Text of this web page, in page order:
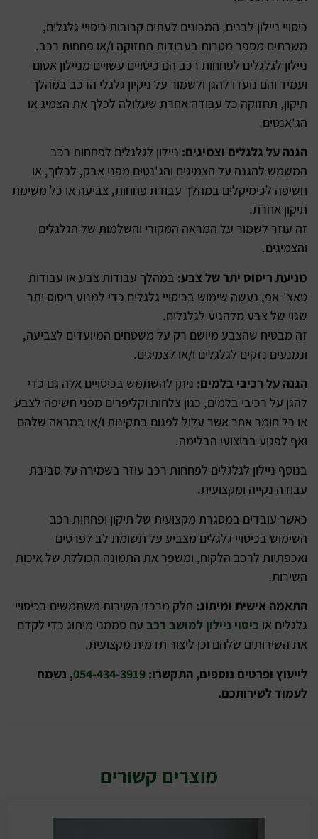
כיסויי ניילון לבנים, המכונים לעתים קרובות כיסויי גלגלים,
משרתים מספר מטרות בעבודות תחזוקה ו/או פחחות רכב.
ניילון לגלגלים לפחחות רכב הם כיסויים עשויים מניילון אטום
ועמיד והם נועדו להגן ולשמור על ניקיון גלגלי הרכב במהלך
תיקון, תחזוקה כל עבודה אחרת שעלולה לכלך את הצמיג או
הג'אנטים.
הגנה על גלגלים וצמיגים: ניילון לגלגלים לפחחות רכב
המשמש להגנה על הצמיגים והג'נטים מפני אבק, לכלוך, או
חשיפה לכימיקלים במהלך עבודת פחחות, צביעה או כל משימת
תיקון אחרת.
זה עוזר לשמור על המראה המקורי והשלמות של הגלגלים
והצמיגים.
מניעת ריסוס יתר של צבע: במהלך עבודות צבע או עבודות
טאצ'-אפ, נעשה שימוש בכיסויי גלגלים כדי למנוע ריסוס יתר
שגוי של צבע מלהגיע לגלגלים.
זה מבטיח שהצבע מיושם רק על משטחים המיועדים לצביעה,
ונמנעים נזקים לגלגלים ו/או לצמיגים.
הגנה על רכיבי בלמים: ניתן להשתמש בכיסויים אלה גם כדי
להגן על רכיבי בלמים, כגון צלחות וקליפרים מפני חשיפה לצבע
או כל חומר אחר אשר עלול לפגום בתקינות ו/או במראה שלהם
ואף לפגוע בביצועי הבלימה.
בנוסף ניילון לגלגלים לפחחות רכב עוזר בשמירה על סביבת
עבודה נקייה ומקצועית.
כאשר עובדים במסגרת מקצועית של תיקון ופחחות רכב
השימוש בכיסויי גלגלים מצביע על תשומת לב לפרטים
ואכפתיות לרכב הלקוח, ומשפר את התמונה הכוללת של איכות
השירות.
התאמה אישית ומיתוג: חלק מרכזי השירות משתמשים בכיסויי
גלגלים או כיסוי ניילון למושב רכב עם סממני מיתוג כדי לקדם
את השירותים שלהם וכן ליצור תדמית מקצועית.
לייעוץ ופרטים נוספים, התקשרו: 054-434-3919, נשמח
לעמוד לשירותכם.
מוצרים קשורים